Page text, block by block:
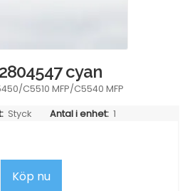
cyan
C5510 MFP/C5540 MFP
Styck Antal i enhet: 1
Köp nu